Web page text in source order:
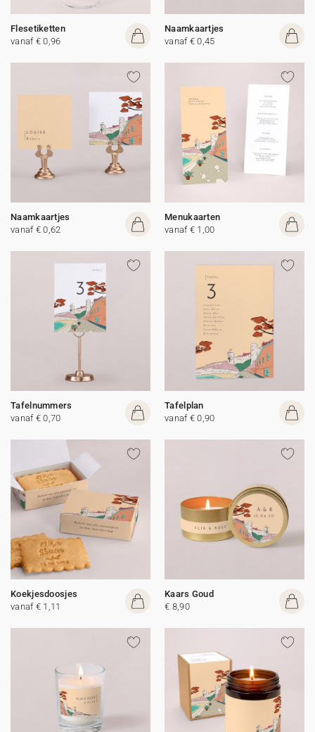
Flesetiketten
vanaf € 0,96
Naamkaartjes
vanaf € 0,45
Naamkaartjes
vanaf € 0,62
Menukaarten
vanaf € 1,00
Tafelnummers
vanaf € 0,70
Tafelplan
vanaf € 0,90
Koekjesdoosjes
vanaf € 1,11
Kaars Goud
€ 8,90